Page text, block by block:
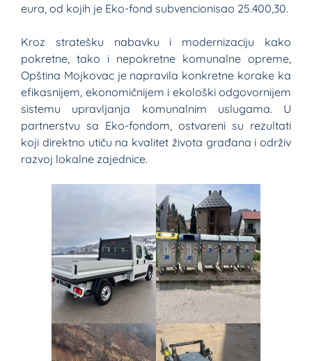
eura, od kojih je Eko-fond subvencionisao 25.400,30.
Kroz stratešku nabavku i modernizaciju kako
pokretne, tako i nepokretne komunalne opreme,
Opština Mojkovac je napravila konkretne korake ka
efikasnijem, ekonomičnijem i ekološki odgovornijem
sistemu upravljanja komunalnim uslugama. U
partnerstvu sa Eko-fondom, ostvareni su rezultati
koji direktno utiču na kvalitet života građana i održiv
razvoj lokalne zajednice.